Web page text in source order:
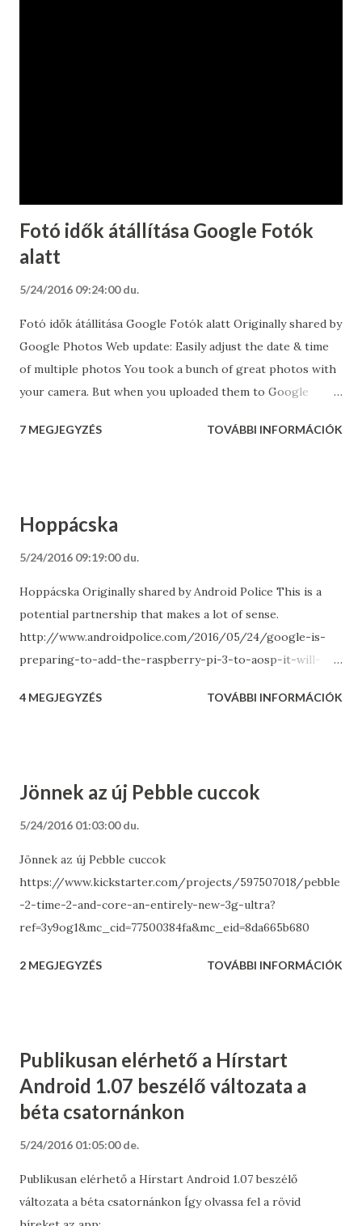
Fotó idők átállítása Google Fotók
alatt
5/24/2016 09:24:00 du.
Fotó idők átállítása Google Fotók alatt Originally shared by
Google Photos Web update: Easily adjust the date & time
of multiple photos You took a bunch of great photos with
your camera. But when you uploaded them to Google
after your last trip. So now you’re stuck with a
photos is now fast, easy, and intuitive. On
photos.google.com , just select the group of photos you’d
dropdown. You’ll be able to shift or set the time stamps,
and preview the changes before saving. In addition, you can
now delete photos directly from an album – just select
photos and click “Move to trash” in the menu dropdown.
7 MEGJEGYZÉS TOVÁBBI INFORMÁCIÓK
Hoppácska
5/24/2016 09:19:00 du.
Hoppácska Originally shared by Android Police This is a
potential partnership that makes a lot of sense.
http://www.androidpolice.com/2016/05/24/google-is-
preparing-to-add-the-raspberry-pi-3-to-aosp-it-will-
4 MEGJEGYZÉS TOVÁBBI INFORMÁCIÓK
Jönnek az új Pebble cuccok
5/24/2016 01:03:00 du.
Jönnek az új Pebble cuccok
https://www.kickstarter.com/projects/597507018/pebble
-2-time-2-and-core-an-entirely-new-3g-ultra?
ref=3y9og1&mc_cid=77500384fa&mc_eid=8da665b680
2 MEGJEGYZÉS TOVÁBBI INFORMÁCIÓK
Publikusan elérhető a Hírstart
Android 1.07 beszélő változata a
béta csatornánkon
5/24/2016 01:05:00 de.
Publikusan elérhető a Hírstart Android 1.07 beszélő
változata a béta csatornánkon Így olvassa fel a rövid